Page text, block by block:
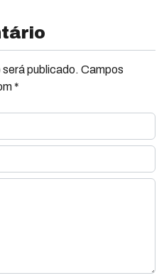
será publicado. Campos
*